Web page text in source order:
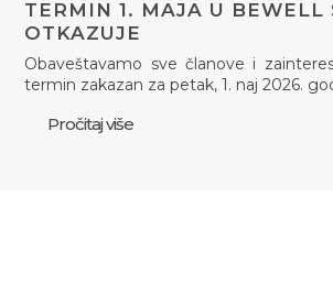
TERMIN 1. MAJA U BEWELL
OTKAZUJE
Obaveštavamo sve članove i
termin zakazan za petak, 1. naj 2026.
Pročitaj više